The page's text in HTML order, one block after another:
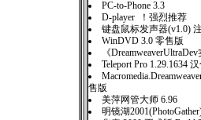
PC-to-Phone 3.3
D-player ！强烈推荐
键盘鼠标发声器(v1.0)
WinDVD 3.0 零售版
《
Teleport Pro 1.29.1634
售版
美萍网管大师 6.96
明镜湖